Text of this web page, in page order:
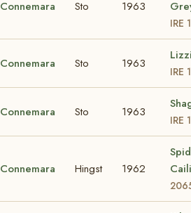
Connemara Sto 1963
IRE
Connemara Sto 1963
IRE
Connemara Sto 1963
IRE
Connemara Hingst 1962